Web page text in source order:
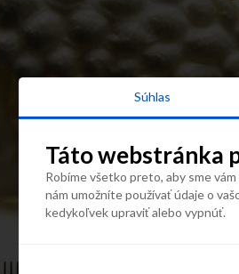
Súhlas
Táto webstránka
Robíme všetko preto, aby sme
nám umožníte používať údaje o
kedykoľvek upraviť alebo vypnúť.